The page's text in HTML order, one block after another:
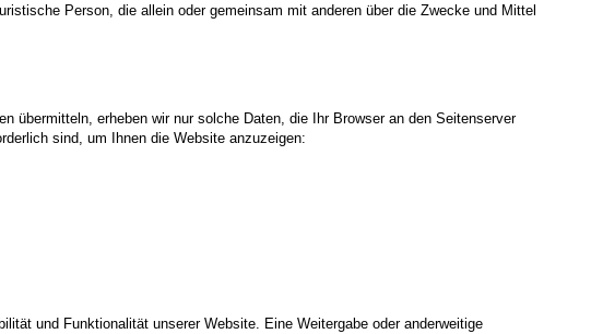
Person, die allein oder gemeinsam mit anderen über die Zwecke und Mittel
übermitteln, erheben wir nur solche Daten, die Ihr Browser an den Seitenserver
sind, um Ihnen die Website anzuzeigen:
und Funktionalität unserer Website. Eine Weitergabe oder anderweitige